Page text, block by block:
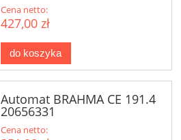
Cena netto:
427,00 zł
do koszyka
Automat BRAHMA CE 191.4
20656331
Cena netto: